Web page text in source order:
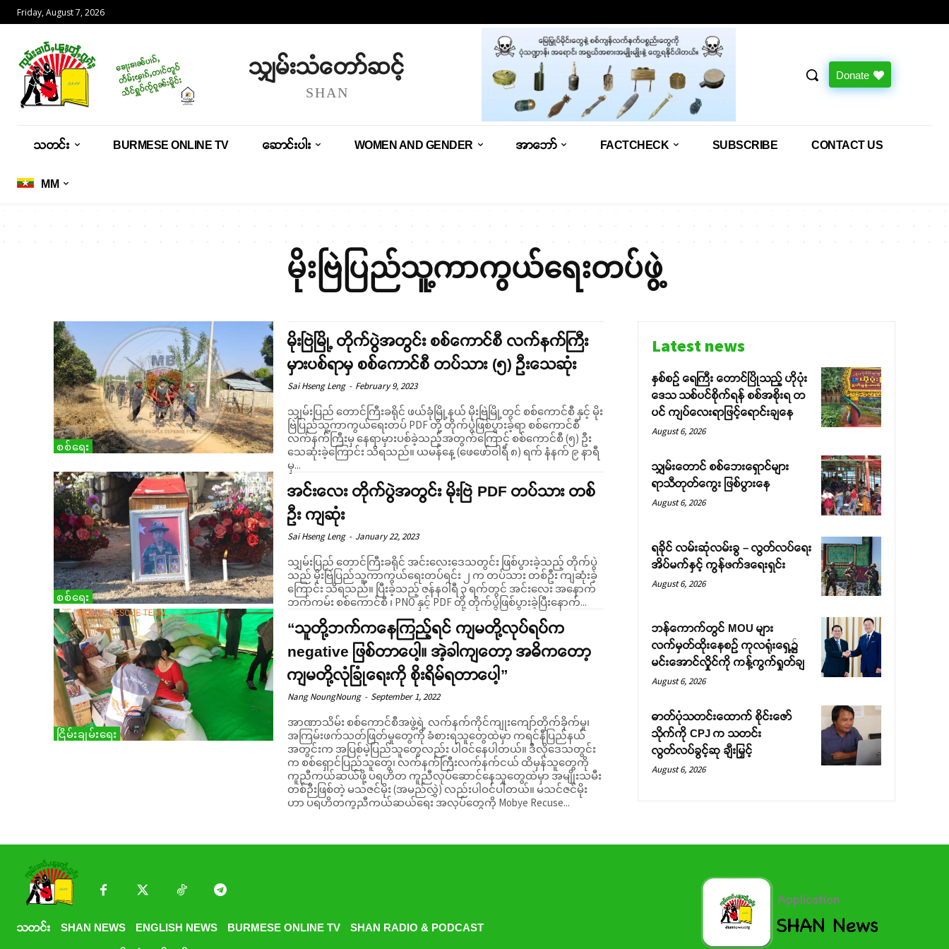
Friday, August 7, 2026
သျှမ်းသံတော်ဆင့်
SHAN
Donate
သတင်း BURMESE ONLINE TV ဆောင်းပါး WOMEN AND GENDER အာဘော် FACTCHECK SUBSCRIBE CONTACT US
MM
မိုးဗြဲပြည်သူ့ကာကွယ်ရေးတပ်ဖွဲ့
စစ်ရေး
မိုးဗြဲမြို့ တိုက်ပွဲအတွင်း စစ်ကောင်စီ လက်နက်ကြီး
မှားပစ်ရာမှ စစ်ကောင်စီ တပ်သား (၅) ဦးသေဆုံး
Sai Hseng Leng - February 9, 2023
သျှမ်းပြည် တောင်ကြီးခရိုင် ဖယ်ခုံမြို့နယ် မိုးဗြဲမြို့တွင် စစ်ကောင်စီ နှင့် မိုး
ဗြဲပြည်သူ့ကာကွယ်ရေးတပ် PDF တို့ တိုက်ပွဲဖြစ်ပွားခဲ့ရာ စစ်ကောင်စီ
လက်နက်ကြီးမှ နေရာမှားပစ်ခဲ့သည့်အတွက်ကြောင့် စစ်ကောင်စီ (၅) ဦး
သေဆုံးခဲ့ကြောင်း သိရသည်။ ယမန်နေ့ (ဖေဖော်ဝါရီ ၈) ရက် နံနက် ၉ နာရီ
မှ...
စစ်ရေး
အင်းလေး တိုက်ပွဲအတွင်း မိုးဗြဲ PDF တပ်သား တစ်
ဦး ကျဆုံး
Sai Hseng Leng - January 22, 2023
သျှမ်းပြည် တောင်ကြီးခရိုင် အင်းလေးဒေသတွင်း ဖြစ်ပွားခဲ့သည့် တိုက်ပွဲ
သည် မိုးဗြဲပြည်သူ့ကာကွယ်ရေးတပ်ရင်း ၂ က တပ်သား တစ်ဦး ကျဆုံးခဲ့
ကြောင်း သိရသည်။ ပြီးခဲ့သည့် ဇန်နဝါရီ ၃ ရက်တွင် အင်းလေး အနောက်
ဘက်ကမ်း စစ်ကောင်စီ ၊ PNO နှင့် PDF တို့ တိုက်ပွဲဖြစ်ပွားခဲ့ပြီးနောက်...
ငြိမ်းချမ်းရေး
“သူတို့ဘက်ကနေကြည့်ရင် ကျမတို့လုပ်ရပ်က
negative ဖြစ်တာပေါ့။ အဲ့ခါကျတော့ အဓိကတော့
ကျမတို့လုံခြုံရေးကို စိုးရိမ်ရတာပေါ့”
Nang NoungNoung - September 1, 2022
အာဏာသိမ်း စစ်ကောင်စီအဖွဲ့ရဲ့ လက်နက်ကိုင်ကျုးကျော်တိုက်ခိုက်မှု၊
အကြမ်းဖက်သတ်ဖြတ်မှုတွေကို ခံစားရသူတွေထဲမှာ ကရင်နီပြည်နယ်
အတွင်းက အပြစ်မဲ့ပြည်သူတွေလည်း ပါဝင်နေပါတယ်။ ဒီလိုဒေသတွင်း
က စစ်ရှောင်ပြည်သူတွေ၊ လက်နက်ကြီးလက်နက်ငယ် ထိမှန်သူတွေကို
ကူညီကယ်ဆယ်ဖို့ ပရဟိတ ကူညီလုပ်ဆောင်နေသူတွေထဲမှာ အမျိုးသမီး
တစ်ဉီးဖြစ်တဲ့ မသဇင်မိုး (အမည်လွှဲ) လည်းပါဝင်ပါတယ်။ မသင်ဇင်မိုး
ဟာ ပရဟိတကူညီကယ်ဆယ်ရေး အလုပ်တွေကို Mobye Recuse...
Latest news
နှစ်စဉ် ရေကြီး တောင်ပြိုသည့် ဟိုပုံး
ဒေသ သစ်ပင်စိုက်ရန် စစ်အစိုးရ တ
ပင် ကျပ်လေးရာဖြင့်ရောင်းချနေ
August 6, 2026
သျှမ်းတောင် စစ်ဘေးရှောင်များ
ရာသီတုတ်ကွေး ဖြစ်ပွားနေ
August 6, 2026
ရခိုင် လမ်းဆုံလမ်းခွ – လွတ်လပ်ရေး
အိပ်မက်နှင့် ကွန်ဖက်ဒရေးရှင်း
August 6, 2026
ဘန်ကောက်တွင် MOU များ
လက်မှတ်ထိုးနေစဉ် ကုလရုံးရှေ့၌
မင်းအောင်လှိုင်ကို ကန့်ကွက်ရှုတ်ချ
August 6, 2026
ဓာတ်ပုံသတင်းထောက် စိုင်းဇော်
သိုက်ကို CPJ က သတင်း
လွတ်လပ်ခွင့်ဆု ချီးမြှင့်
August 6, 2026
သတင်း SHAN NEWS ENGLISH NEWS BURMESE ONLINE TV SHAN RADIO & PODCAST